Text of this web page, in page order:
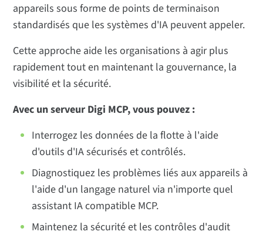
appareils sous forme de points de terminaison
standardisés que les systèmes d'IA peuvent appeler.
Cette approche aide les organisations à agir plus
rapidement tout en maintenant la gouvernance, la
visibilité et la sécurité.
Avec un serveur Digi MCP, vous pouvez :
Interrogez les données de la flotte à l'aide
d'outils d'IA sécurisés et contrôlés.
Diagnostiquez les problèmes liés aux appareils à
l'aide d'un langage naturel via n'importe quel
assistant IA compatible MCP.
Maintenez la sécurité et les contrôles d'audit